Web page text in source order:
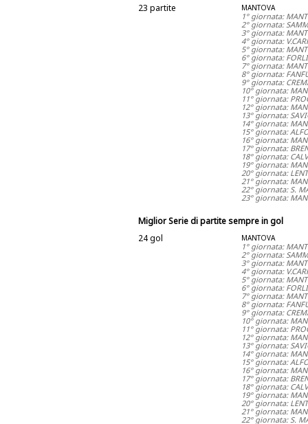
23 partite MANTOVA
1° giornata:
2° giornata:
3° giornata:
4° giornata:
5° giornata:
6° giornata:
7° giornata:
8° giornata:
9° giornata:
10° giornata:
11° giornata:
12° giornata:
13° giornata:
14° giornata:
15° giornata:
16° giornata:
17° giornata:
18° giornata:
19° giornata:
20° giornata:
21° giornata:
22° giornata: S.
23° giornata:
Miglior Serie di partite sempre in gol
24 gol
MANTOVA
1° giornata:
2° giornata:
3° giornata:
4° giornata:
5° giornata:
6° giornata:
7° giornata:
8° giornata:
9° giornata:
10° giornata:
11° giornata:
12° giornata:
13° giornata:
14° giornata:
15° giornata:
16° giornata:
17° giornata:
18° giornata:
19° giornata:
20° giornata:
21° giornata:
22° giornata: S.